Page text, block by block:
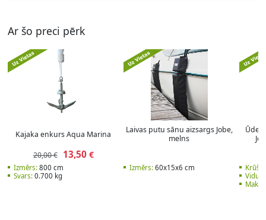
Ar šo preci pērk
Kajaka enkurs Aqua Marina
20,00 € 13,50€
Izmērs:800 cm
Svars:0.700 kg
Laivas putu sānu aizsargs Jobe,
melns
Izmērs:60x15x6 cm
Maks.